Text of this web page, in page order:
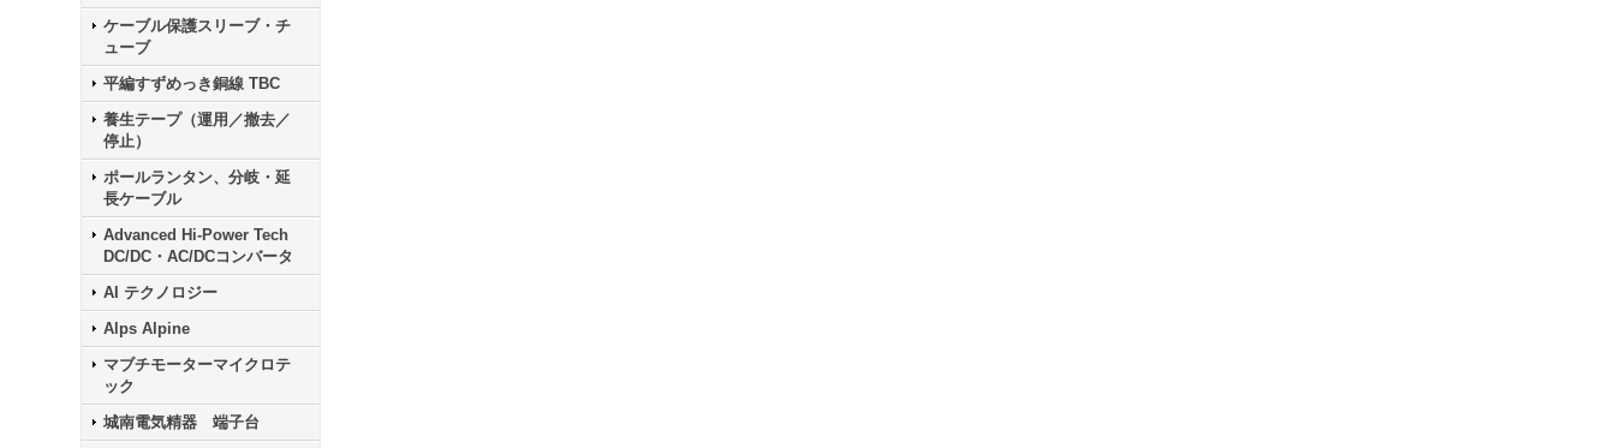
ケーブル保護スリーブ・チ
ューブ
平編すずめっき銅線 TBC
養生テープ（運用／撤去／
停止）
ポールランタン、分岐・延
長ケーブル
Advanced Hi-Power Tech
DC/DC・AC/DCコンバータ
AI テクノロジー
Alps Alpine
マブチモーターマイクロテ
ック
城南電気精器 端子台